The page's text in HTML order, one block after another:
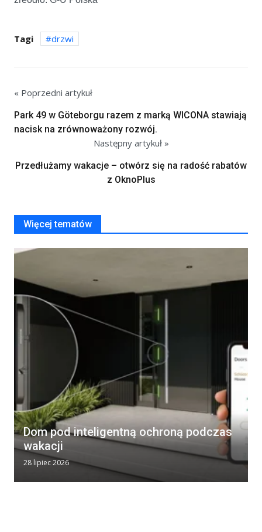
Tagi drzwi
« Poprzedni artykuł
Park 49 w Göteborgu razem z marką WICONA stawiają
nacisk na zrównoważony rozwój.
Następny artykuł »
Przedłużamy wakacje – otwórz się na radość rabatów
z OknoPlus
Więcej tematów
Dom pod inteligentną ochroną podczas
wakacji
28 lipiec 2026